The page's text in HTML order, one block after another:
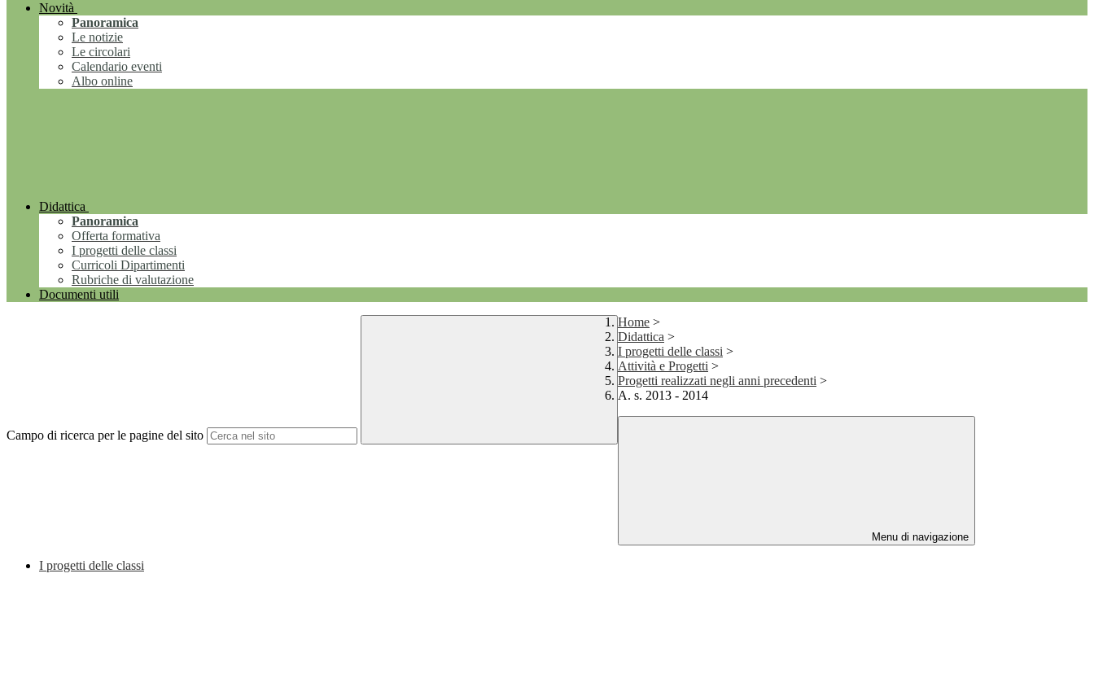
Novità
Panoramica
Le notizie
Le circolari
Calendario eventi
Albo online
Didattica
Panoramica
Offerta formativa
I progetti delle classi
Curricoli Dipartimenti
Rubriche di valutazione
Documenti utili
Campo di ricerca per le pagine del sito
Home >
Didattica >
I progetti delle classi >
Attività e Progetti >
Progetti realizzati negli anni precedenti >
A. s. 2013 - 2014
Menu di navigazione
I progetti delle classi